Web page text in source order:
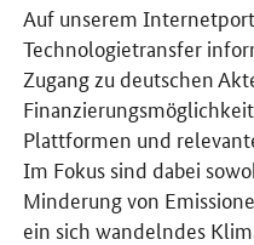
Auf unserem
Technologietransfer
Zugang zu deutschen
Plattformen und
Im Fokus sind dabei
Minderung von
ein sich wandelndes